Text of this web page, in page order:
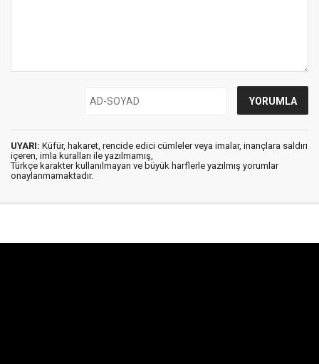
UYARI: Küfür, hakaret, rencide edici cümleler veya imalar, inançlara saldırı
içeren, imla kuralları ile yazılmamış,
Türkçe karakter kullanılmayan ve büyük harflerle yazılmış yorumlar
onaylanmamaktadır.